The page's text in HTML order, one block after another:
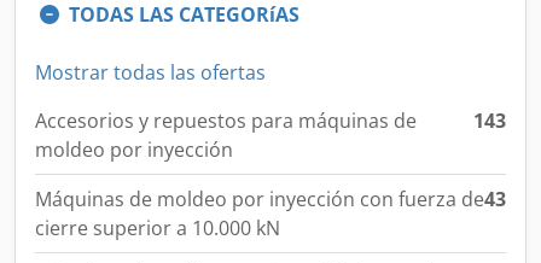
TODAS LAS CATEGORíAS
Mostrar todas las ofertas
Accesorios y repuestos para máquinas de
moldeo por inyección
143
Máquinas de moldeo por inyección con fuerza de
cierre superior a 10.000 kN
43